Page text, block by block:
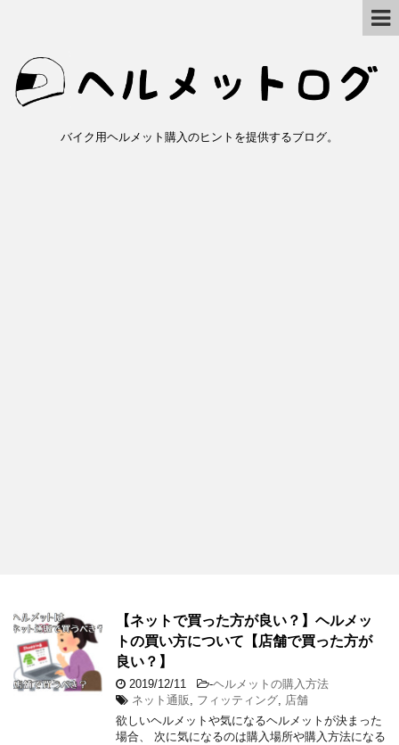
バイク用ヘルメット購入のヒントを提供するブログ。
【ネットで買った方が良い？】ヘルメッ
トの買い方について【店舗で買った方が
良い？】
2019/12/11 -ヘルメットの購入方法
ネット通販 , フィッティング, 店舗
欲しいヘルメットや気になるヘルメットが決まった
場合、 次に気になるのは購入場所や購入方法になる